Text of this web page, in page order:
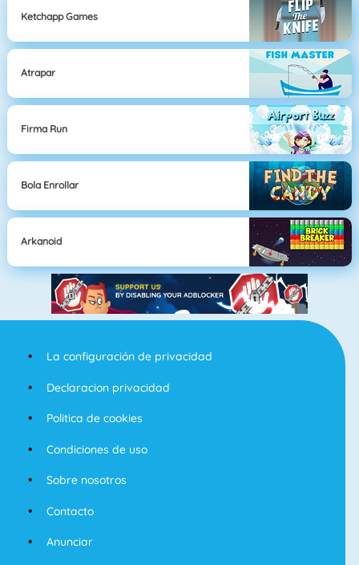
Ketchapp Games
Atrapar
Firma Run
Bola Enrollar
Arkanoid
La configuración de privacidad
Declaracion privacidad
Politica de cookies
Condiciones de uso
Sobre nosotros
Contacto
Anunciar